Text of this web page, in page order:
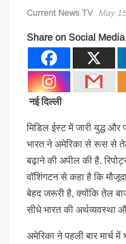
Current News TV May
Share on Social Media
नई दिल्ली
मिडिल ईस्ट में जारी युद्ध
भारत ने अमेरिका से रूस से
बढ़ाने की अपील की है.
वॉशिंगटन से कहा है कि
बेहद जरूरी है, क्योंकि तेल
सीधे भारत की अर्थव्यवस्था
अमेरिका ने पहली बार मार्च